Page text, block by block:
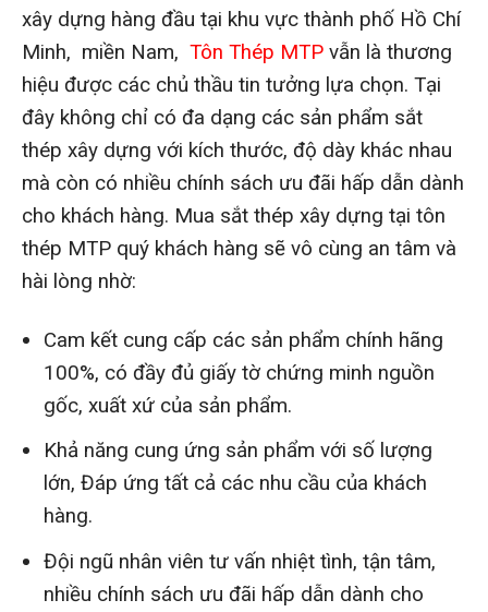
xây dựng hàng đầu tại khu vực thành phố Hồ Chí
Minh, miền Nam, Tôn Thép MTP vẫn là thương
hiệu được các chủ thầu tin tưởng lựa chọn. Tại
đây không chỉ có đa dạng các sản phẩm sắt
thép xây dựng với kích thước, độ dày khác nhau
mà còn có nhiều chính sách ưu đãi hấp dẫn dành
cho khách hàng. Mua sắt thép xây dựng tại tôn
thép MTP quý khách hàng sẽ vô cùng an tâm và
hài lòng nhờ:
Cam kết cung cấp các sản phẩm chính hãng
100%, có đầy đủ giấy tờ chứng minh nguồn
gốc, xuất xứ của sản phẩm.
Khả năng cung ứng sản phẩm với số lượng
lớn, Đáp ứng tất cả các nhu cầu của khách
hàng.
Đội ngũ nhân viên tư vấn nhiệt tình, tận tâm,
nhiều chính sách ưu đãi hấp dẫn dành cho